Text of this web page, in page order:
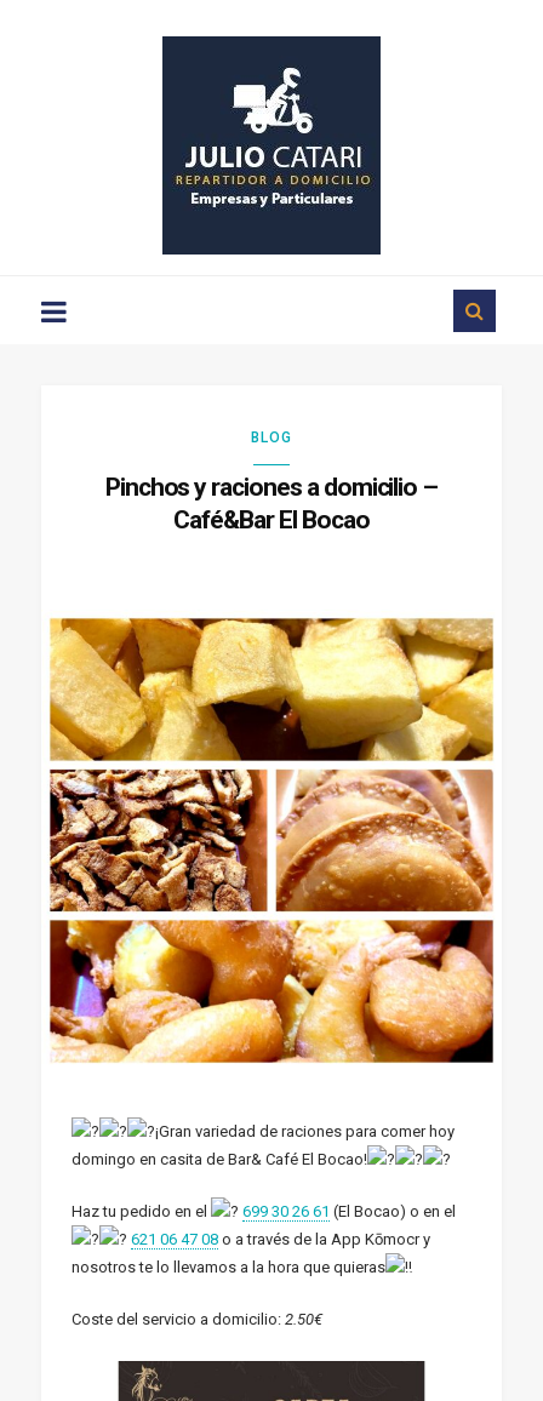
a
domicilio
en
Ciudad
Rodrigo
BLOG
Pinchos y raciones a domicilio –
Café&Bar El Bocao
¡Gran variedad de raciones para comer hoy
domingo en casita de Bar& Café El Bocao!
Haz tu pedido en el 699 30 26 61 (El Bocao) o en el
621 06 47 08o a través de la App Kōmocr y
nosotros te lo llevamos a la hora que quieras
Coste del servicio a domicilio: 2.50€